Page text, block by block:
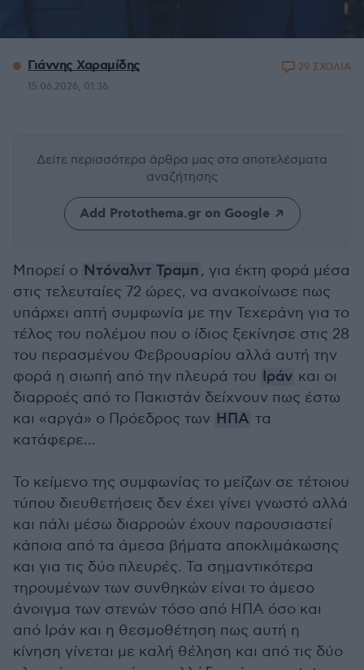
Γιάννης Χαραμίδης
15.06.2026, 01:36
29 ΣΧΟΛΙΑ
Δείτε περισσότερα άρθρα μας στα αποτελέσματα
αναζήτησης
Add Protothema.gr on Google
Μπορεί ο Ντόναλντ Τραμπ , για έκτη φορά μέσα
στις τελευταίες 72 ώρες, να ανακοίνωσε πως
υπάρχει απτή συμφωνία με την Τεχεράνη για το
τέλος του πολέμου που ο ίδιος ξεκίνησε στις 28
του περασμένου Φεβρουαρίου αλλά αυτή την
φορά η σιωπή από την πλευρά του Ιράν και οι
διαρροές από το Πακιστάν δείχνουν πως έστω
και «αργά» ο Πρόεδρος των ΗΠΑ τα
κατάφερε...
Το κείμενο της συμφωνίας το μείζων σε τέτοιου
τύπου διευθετήσεις δεν έχει γίνει γνωστό αλλά
και πάλι μέσω διαρροών έχουν παρουσιαστεί
κάποια από τα άμεσα βήματα αποκλιμάκωσης
και για τις δύο πλευρές. Τα σημαντικότερα
τηρουμένων των συνθηκών είναι το άμεσο
άνοιγμα των στενών τόσο από ΗΠΑ όσο και
από Ιράν και η θεσμοθέτηση πως αυτή η
κίνηση γίνεται με καλή θέληση και από τις δύο